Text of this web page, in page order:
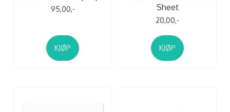
95,00,-
KJØP
Sheet
20,00,-
KJØP